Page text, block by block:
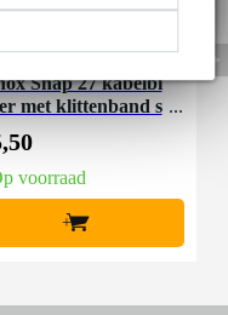
Snap 27 kabelbi
met klittenband s
voorraad
+